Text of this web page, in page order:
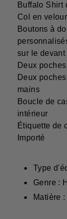
Buffalo Shirt
Col en
Boutons à
sur le devant
Deux
Deux
mains
Boucle de
intérieur
Étiquette de
Importé
Type
Genre :
Matière